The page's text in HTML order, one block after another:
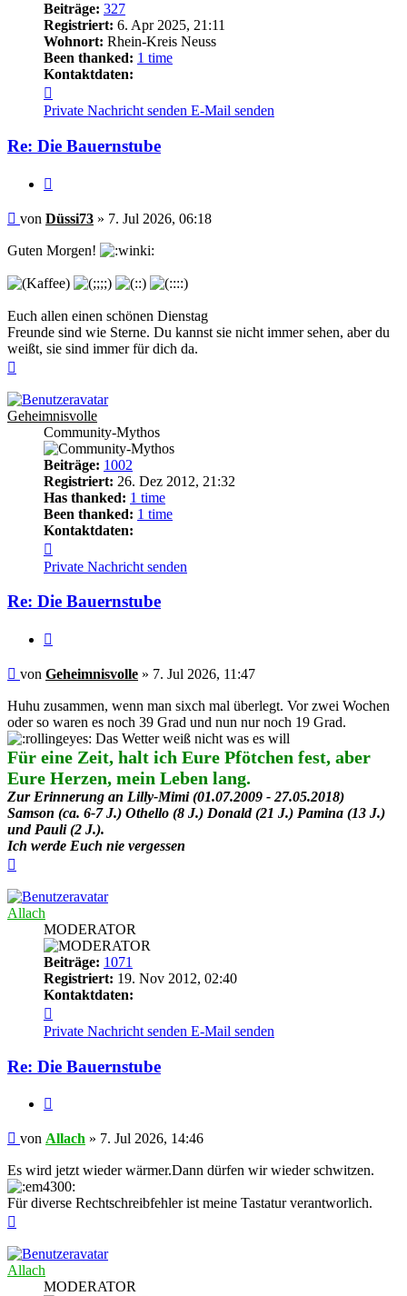
Beiträge: 327
Registriert: 6. Apr 2025, 21:11
Wohnort: Rhein-Kreis Neuss
Been thanked: 1 time
Kontaktdaten:
von
Düssi73
Private Nachricht senden E-Mail senden
Re: Die Bauernstube
Beitrag
von Düssi73 » 7. Jul 2026, 06:18
Guten Morgen!
Euch allen einen schönen Dienstag
Freunde sind wie Sterne. Du kannst sie nicht immer sehen, aber du
weißt, sie sind immer für dich da.
Geheimnisvolle
Community-Mythos
Beiträge: 1002
Registriert: 26. Dez 2012, 21:32
Has thanked: 1 time
Been thanked: 1 time
Kontaktdaten:
von
Geheimnisvolle
Private Nachricht senden
Re: Die Bauernstube
Beitrag
von Geheimnisvolle » 7. Jul 2026, 11:47
Huhu zusammen, wenn man sixch mal überlegt. Vor zwei Wochen
oder so waren es noch 39 Grad und nun nur noch 19 Grad.
Das Wetter weiß nicht was es will
Für eine Zeit, halt ich Eure Pfötchen fest, aber
Eure Herzen, mein Leben lang.
Zur Erinnerung an Lilly-Mimi (01.07.2009 - 27.05.2018)
Samson (ca. 6-7 J.) Othello (8 J.) Donald (21 J.) Pamina (13 J.)
und Pauli (2 J.).
Ich werde Euch nie vergessen
Allach
MODERATOR
Beiträge: 1071
Registriert: 19. Nov 2012, 02:40
Kontaktdaten:
von
Allach
Private Nachricht senden E-Mail senden
Re: Die Bauernstube
Beitrag
von Allach » 7. Jul 2026, 14:46
Es wird jetzt wieder wärmer.Dann dürfen wir wieder schwitzen.
Für diverse Rechtschreibfehler ist meine Tastatur verantworlich.
Allach
MODERATOR